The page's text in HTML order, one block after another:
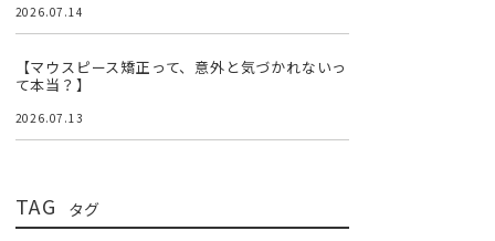
2026.07.14
【マウスピース矯正って、意外と気づかれないっ
て本当？】
2026.07.13
TAG タグ